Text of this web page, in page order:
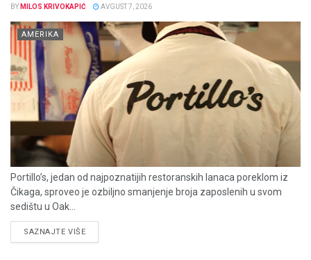
BY MILOS KRIVOKAPIĆ AVGUST 7, 2026
AMERIKA
Portillo’s, jedan od najpoznatijih restoranskih lanaca poreklom iz
Čikaga, sproveo je ozbiljno smanjenje broja zaposlenih u svom
sedištu u Oak...
SAZNAJTE VIŠEDETAILS